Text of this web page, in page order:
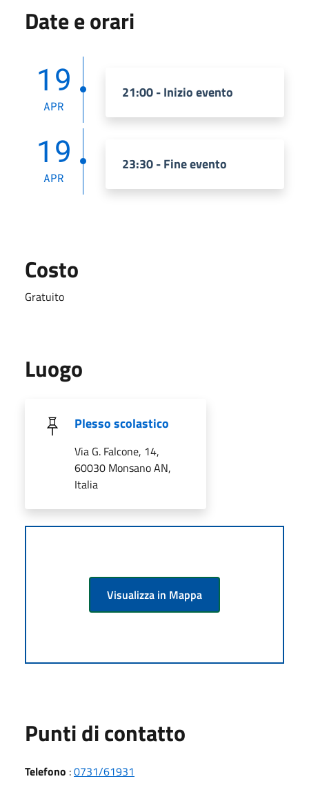
Date e orari
19
APR
21:00 - Inizio evento
19
APR
23:30 - Fine evento
Costo
Gratuito
Luogo
Plesso scolastico
Via G. Falcone, 14,
60030 Monsano AN,
Italia
Visualizza in Mappa
Punti di contatto
Telefono :0731/61931